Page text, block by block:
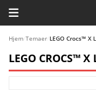
HJEM
TEMAER
Hjem Temaer LEGO Crocs™ X
LEGO CROCS™